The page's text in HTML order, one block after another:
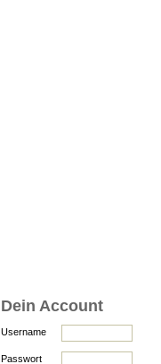
Dein Account
Username
Passwort